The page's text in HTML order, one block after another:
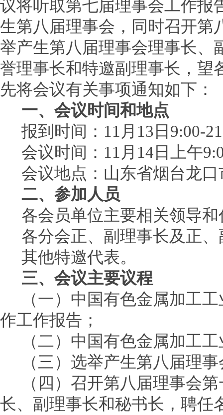
议将听取第七届理事会工作报
生第八届理事会，同时召开第
举产生第八届理事会理事长、
誉理事长和特邀副理事长，望
先将会议有关事项通知如下：
一、会议时间和地点
报到时间：11月13日9:00-
会议时间：11月14日上午
会议地点：山东省烟台龙
二、参加人员
各会员单位主要相关领导和
各分会正、副理事长及正
其他特邀代表。
三、会议主要议程
（一）中国有色金属加工
作工作报告；
（二）中国有色金属加工
（三）选举产生第八届理
（四）召开第八届理事会
长、副理事长和秘书长，聘任